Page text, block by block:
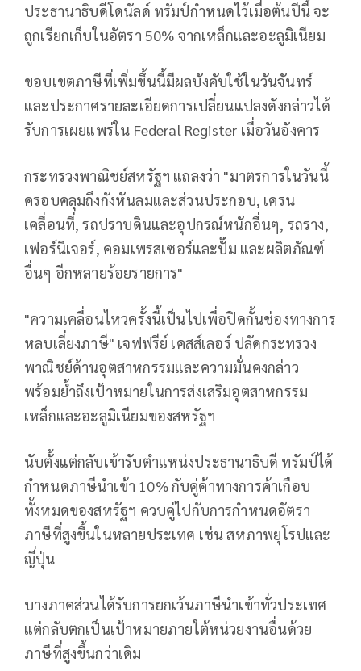
ประธานาธิบดีโดนัลด์ ทรัมป์กำหนดไว้เมื่อต้นปีนี้ จะ
ถูกเรียกเก็บในอัตรา 50% จากเหล็กและอะลูมิเนียม
ขอบเขตภาษีที่เพิ่มขึ้นนี้มีผลบังคับใช้ในวันจันทร์
และประกาศรายละเอียดการเปลี่ยนแปลงดังกล่าวได้
รับการเผยแพร่ใน Federal Register เมื่อวันอังคาร
กระทรวงพาณิชย์สหรัฐฯ แถลงว่า "มาตรการในวันนี้
ครอบคลุมถึงกังหันลมและส่วนประกอบ, เครน
เคลื่อนที่, รถปราบดินและอุปกรณ์หนักอื่นๆ, รถราง,
เฟอร์นิเจอร์, คอมเพรสเซอร์และปั๊ม และผลิตภัณฑ์
อื่นๆ อีกหลายร้อยรายการ"
"ความเคลื่อนไหวครั้งนี้เป็นไปเพื่อปิดกั้นช่องทางการ
หลบเลี่ยงภาษี" เจฟฟรีย์ เคสส์เลอร์ ปลัดกระทรวง
พาณิชย์ด้านอุตสาหกรรมและความมั่นคงกล่าว
พร้อมย้ำถึงเป้าหมายในการส่งเสริมอุตสาหกรรม
เหล็กและอะลูมิเนียมของสหรัฐฯ
นับตั้งแต่กลับเข้ารับตำแหน่งประธานาธิบดี ทรัมป์ได้
กำหนดภาษีนำเข้า 10% กับคู่ค้าทางการค้าเกือบ
ทั้งหมดของสหรัฐฯ ควบคู่ไปกับการกำหนดอัตรา
ภาษีที่สูงขึ้นในหลายประเทศ เช่น สหภาพยุโรปและ
ญี่ปุ่น
บางภาคส่วนได้รับการยกเว้นภาษีนำเข้าทั่วประเทศ
แต่กลับตกเป็นเป้าหมายภายใต้หน่วยงานอื่นด้วย
ภาษีที่สูงขึ้นกว่าเดิม